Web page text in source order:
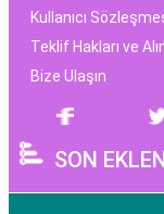
Kullanıcı
Teklif Hakları ve
Bize Ulaşın
SON